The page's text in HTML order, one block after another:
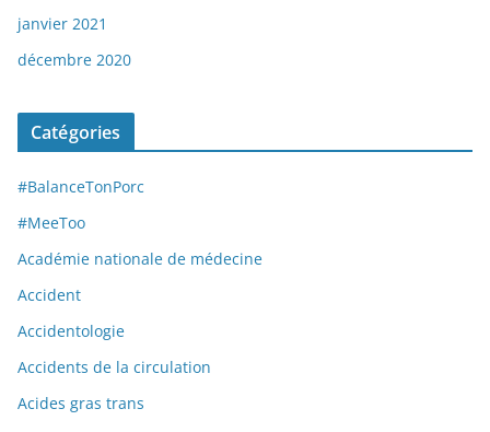
janvier 2021
décembre 2020
Catégories
#BalanceTonPorc
#MeeToo
Académie nationale de médecine
Accident
Accidentologie
Accidents de la circulation
Acides gras trans